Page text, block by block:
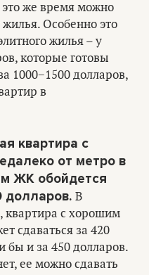
же время можно
Особенно это
жилья – у
которые готовы
1000−1500 долларов,
в
квартира с
от метро в
ЖК обойдется
долларов. В
с хорошим
сдаваться за 420
бы и за 450 долларов.
ее можно сдавать